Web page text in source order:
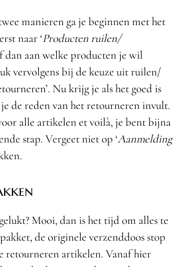
manieren ga je beginnen met het
naar ‘Producten ruilen/
dan aan welke producten je wil
vervolgens bij de keuze uit ruilen/
Nu krijg je als het goed is
de reden van het retourneren invult.
alle artikelen et voilà, je bent bijna
stap. Vergeet niet op ‘Aanmelding
Mooi, dan is het tijd om alles te
de originele verzenddoos stop
retourneren artikelen. Vanaf hier